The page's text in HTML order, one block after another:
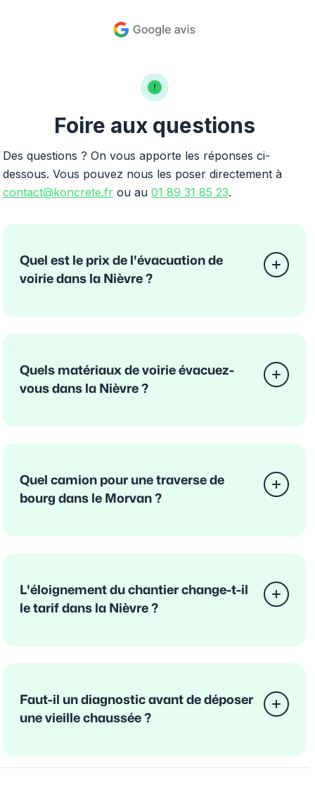
Foire aux questions
Des questions ? On vous apporte les réponses ci-
dessous. Vous pouvez nous les poser directement à
contact@koncrete.fr ou au 01 89 31 85 23.
Quel est le prix de l'évacuation de
voirie dans la Nièvre ?
Quels matériaux de voirie évacuez-
vous dans la Nièvre ?
Quel camion pour une traverse de
bourg dans le Morvan ?
L'éloignement du chantier change-t-il
le tarif dans la Nièvre ?
Faut-il un diagnostic avant de déposer
une vieille chaussée ?